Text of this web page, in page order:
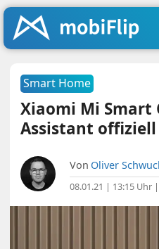
Smart Home
Xiaomi Mi Smart
Assistant
Von Oliver
08.01.21 | 13:15 Uhr |